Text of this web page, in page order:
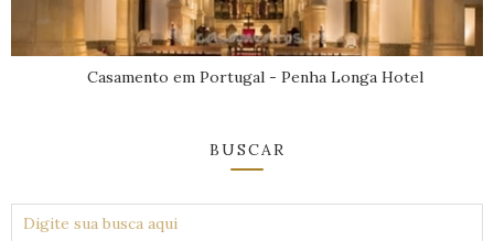
Casamento em Portugal - Penha Longa Hotel
BUSCAR